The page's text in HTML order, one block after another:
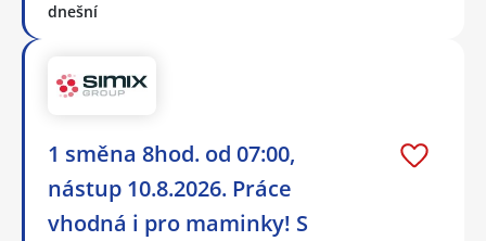
dnešní
1 směna 8hod. od 07:00,
nástup 10.8.2026. Práce
vhodná i pro maminky! S